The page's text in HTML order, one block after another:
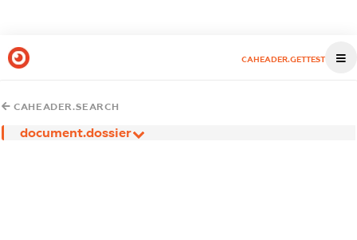
CAHEADER.GETTEST
CAHEADER.SEARCH
document.dossier